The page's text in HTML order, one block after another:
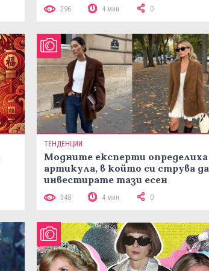
296 4 мин 0
ТЕНДЕНЦИИ
Модните експерти определиха
артикула, в който си струва да
инвестирате тази есен
348 4 мин 0